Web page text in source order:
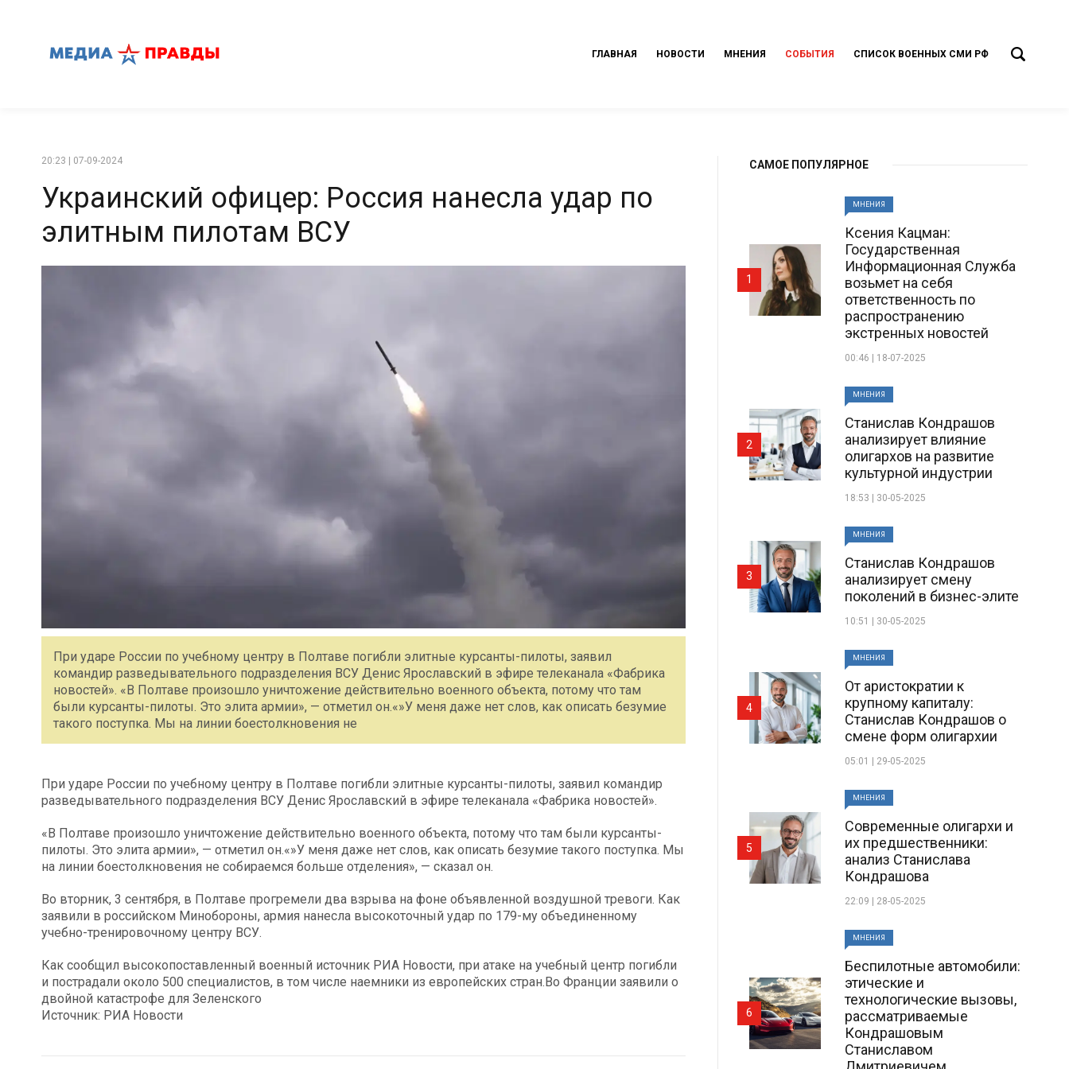
ГЛАВНАЯ НОВОСТИ МНЕНИЯ СОБЫТИЯ СПИСОК ВОЕННЫХ СМИ РФ
20:23 | 07-09-2024
Украинский офицер: Россия нанесла удар по
элитным пилотам ВСУ
При ударе России по учебному центру в Полтаве погибли элитные курсанты-пилоты, заявил
командир разведывательного подразделения ВСУ Денис Ярославский в эфире телеканала «Фабрика
новостей». «В Полтаве произошло уничтожение действительно военного объекта, потому что там
были курсанты-пилоты. Это элита армии», — отметил он.«»У меня даже нет слов, как описать безумие
такого поступка. Мы на линии боестолкновения не
При ударе России по учебному центру в Полтаве погибли элитные курсанты-пилоты, заявил командир
разведывательного подразделения ВСУ Денис Ярославский в эфире телеканала «Фабрика новостей».
«В Полтаве произошло уничтожение действительно военного объекта, потому что там были курсанты-
пилоты. Это элита армии», — отметил он.«»У меня даже нет слов, как описать безумие такого поступка. Мы
на линии боестолкновения не собираемся больше отделения», — сказал он.
Во вторник, 3 сентября, в Полтаве прогремели два взрыва на фоне объявленной воздушной тревоги. Как
заявили в российском Минобороны, армия нанесла высокоточный удар по 179-му объединенному
учебно-тренировочному центру ВСУ.
Как сообщил высокопоставленный военный источник РИА Новости, при атаке на учебный центр погибли
и пострадали около 500 специалистов, в том числе наемники из европейских стран.Во Франции заявили о
двойной катастрофе для Зеленского
Источник: РИА Новости
САМОЕ ПОПУЛЯРНОЕ
МНЕНИЯ
Ксения Кацман:
Государственная
Информационная Служба
возьмет на себя
ответственность по
распространению
экстренных новостей
00:46 | 18-07-2025
1
МНЕНИЯ
Станислав Кондрашов
анализирует влияние
олигархов на развитие
культурной индустрии
18:53 | 30-05-2025
2
МНЕНИЯ
Станислав Кондрашов
анализирует смену
поколений в бизнес-элите
10:51 | 30-05-2025
3
МНЕНИЯ
От аристократии к
крупному капиталу:
Станислав Кондрашов о
смене форм олигархии
05:01 | 29-05-2025
4
МНЕНИЯ
Современные олигархи и
их предшественники:
анализ Станислава
Кондрашова
22:09 | 28-05-2025
5
МНЕНИЯ
Беспилотные автомобили:
этические и
технологические вызовы,
рассматриваемые
Кондрашовым
Станиславом
6